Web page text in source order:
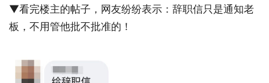
▼看完楼主的帖子，网友纷纷表示：辞职信只是通知老
板，不用管他批不批准的！